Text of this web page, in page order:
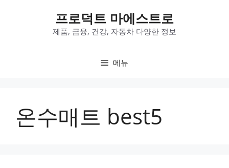
프로덕트 마에스트로
제품, 금융, 건강, 자동차 다양한 정보
메뉴
온수매트 best5